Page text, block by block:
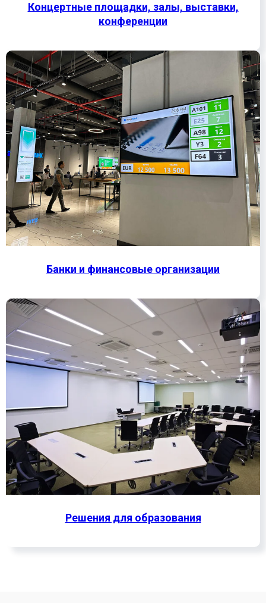
Концертные площадки, залы, выставки,
конференции
Банки и финансовые организации
Решения для образования